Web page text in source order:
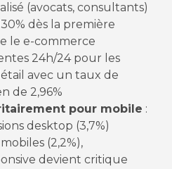
(avocats, consultants)
dès la première
le e-commerce
24h/24 pour les
avec un taux de
de 2,96%
pour mobile :
desktop (3,7%)
(2,2%),
devient critique